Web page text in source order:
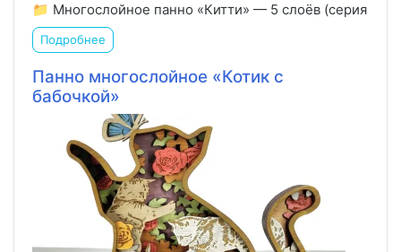
📁 Многослойное панно «Китти» — 5 слоёв (серия
Подробнее
Панно многослойное «Котик с
бабочкой»